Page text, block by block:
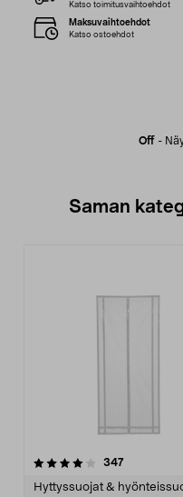
Off-
Katso toimitusvaihtoehdot
Maksuvaihtoehdot
Katso ostoehdot
Saman
347arvostelut
Hyttyssuojat &
4.0 viidestä